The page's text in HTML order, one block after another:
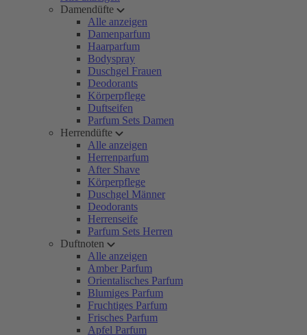
Damendüfte
Alle anzeigen
Damenparfum
Haarparfum
Bodyspray
Duschgel Frauen
Deodorants
Körperpflege
Duftseifen
Parfum Sets Damen
Herrendüfte
Alle anzeigen
Herrenparfum
After Shave
Körperpflege
Duschgel Männer
Deodorants
Herrenseife
Parfum Sets Herren
Duftnoten
Alle anzeigen
Amber Parfum
Orientalisches Parfum
Blumiges Parfum
Fruchtiges Parfum
Frisches Parfum
Apfel Parfum